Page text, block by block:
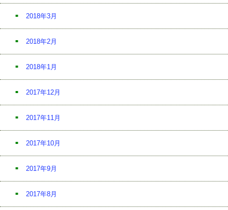
2018年3月
2018年2月
2018年1月
2017年12月
2017年11月
2017年10月
2017年9月
2017年8月